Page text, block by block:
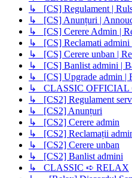
↳ [CS] Regulament |
↳ [CS] Anunțuri |
↳ [CS] Cerere Admin |
↳ [CS] Reclamati admini
↳ [CS] Cerere unban |
↳ [CS] Banlist admini |
↳ [CS] Upgrade admin |
↳ CLASSIC OFFICIAL
↳ [CS2] Regulament
↳ [CS2] Anunțuri
↳ [CS2] Cerere admin
↳ [CS2] Reclamații
↳ [CS2] Cerere unban
↳ [CS2] Banlist admini
↳ CLASSIC ➪ RELAX